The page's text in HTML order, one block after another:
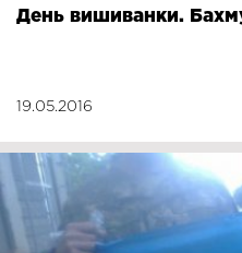
День вишиванки.
19.05.2016